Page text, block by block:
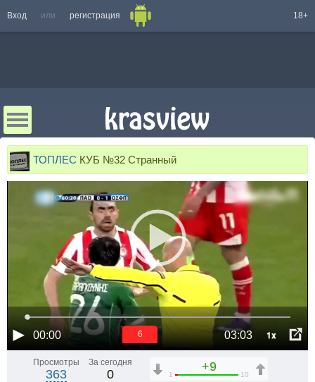
Вход или регистрация 18+
ТОПЛЕС КУБ №32 Странный
00:00 03:03 1x
6
Просмотры
363
За сегодня
0
+9
1 10